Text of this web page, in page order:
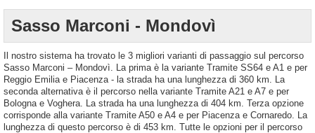
Sasso Marconi - Mondovì
Il nostro sistema ha trovato le 3 migliori varianti di passaggio sul percorso
Sasso Marconi – Mondovì. La prima è la variante Tramite SS64 e A1 e per
Reggio Emilia e Piacenza - la strada ha una lunghezza di 360 km. La
seconda alternativa è il percorso nella variante Tramite A21 e A7 e per
Bologna e Voghera. La strada ha una lunghezza di 404 km. Terza opzione
corrisponde alla variante Tramite A50 e A4 e per Piacenza e Cornaredo. La
lunghezza di questo percorso è di 453 km. Tutte le opzioni per il percorso